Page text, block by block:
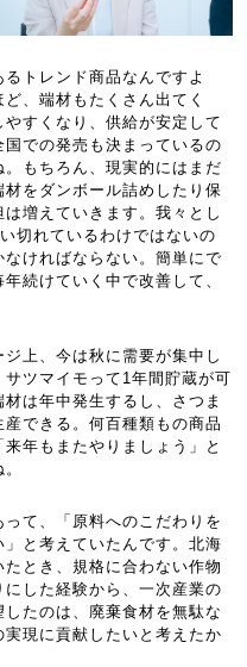
トレンド商品なんですよ
、端材もたくさん出てく
すくなり、供給が安定して
での発売も決まっているの
もちろん、現実的にはまだ
をダンボール詰めしたり保
増えていきます。我々とし
切れているわけではないの
ければならない。簡単にで
続けていく中で改善して、
上、今は秋に需要が集中し
ツマイモって1年間貯蔵が可
は年中発生するし、さつま
できる。何百種類もの商品
年もまたやりましょう」と
て、「原料へのこだわりを
と考えていたんです。北海
とき、規格に合わない作物
した経験から、一次産業の
たのは、廃棄食材を無駄な
現に貢献したいと考えたか